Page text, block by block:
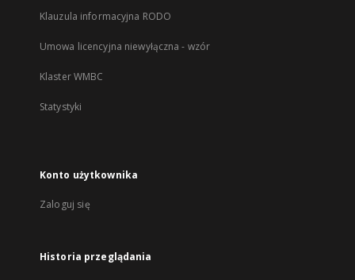
Klauzula informacyjna RODO
Umowa licencyjna niewyłączna - wzór
Klaster WMBC
Statystyki
Konto użytkownika
Zaloguj się
Historia przeglądania